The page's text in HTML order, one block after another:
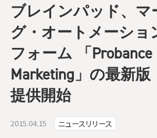
2015.04.15 ニュースリリース
ブレインパッド、マ
グ・オートメーショ
フォーム 「Probance
Marketing」の最新版
提供開始